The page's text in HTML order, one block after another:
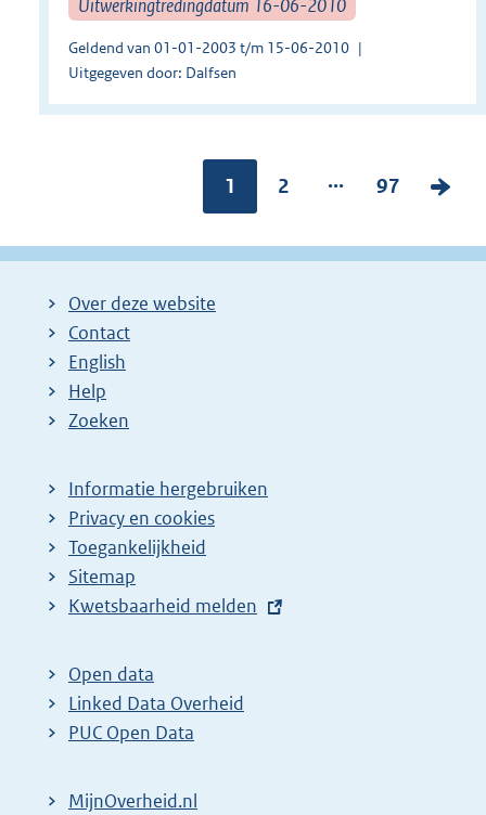
Uitwerkingtredingdatum 16-06-2010
Geldend van 01-01-2003 t/m 15-06-2010
Uitgegeven door: Dalfsen
Pagina:
1
P
g
2 ...
P
g
97
V
l
Over deze website
Contact
English
Help
Zoeken
Informatie hergebruiken
Privacy en cookies
Toegankelijkheid
Sitemap
E
t
e
r
Kwetsbaarheid melden
Open data
Linked Data Overheid
PUC Open Data
MijnOverheid.nl